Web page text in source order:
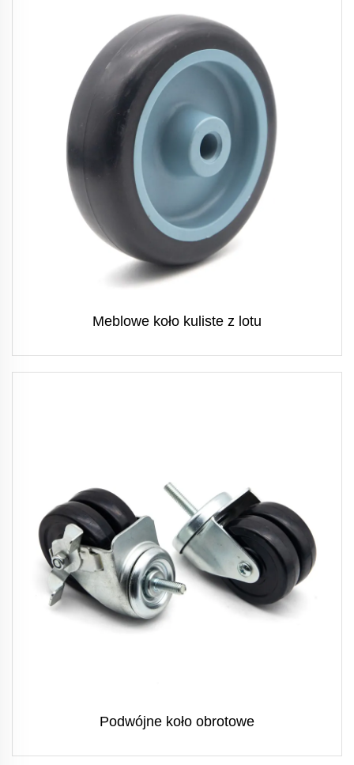
Meblowe koło kuliste z lotu
Podwójne koło obrotowe